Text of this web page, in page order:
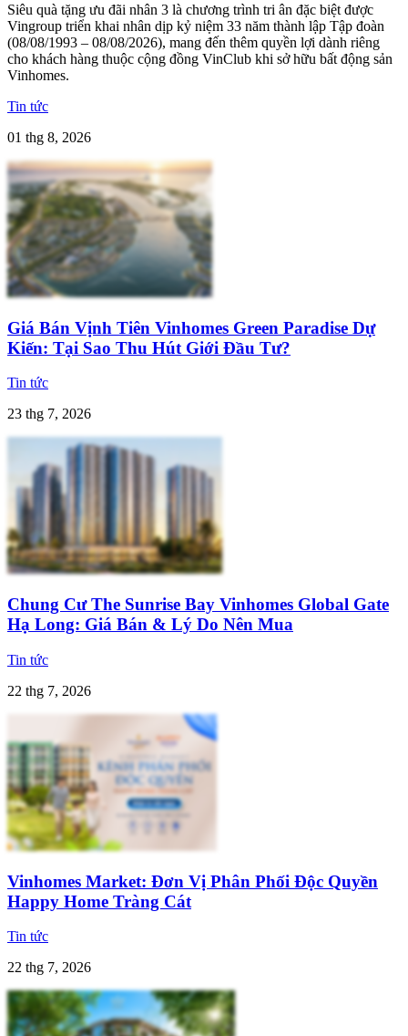
Siêu quà tặng ưu đãi nhân 3 là chương trình tri ân đặc biệt được
Vingroup triển khai nhân dịp kỷ niệm 33 năm thành lập Tập đoàn
(08/08/1993 – 08/08/2026), mang đến thêm quyền lợi dành riêng
cho khách hàng thuộc cộng đồng VinClub khi sở hữu bất động sản
Vinhomes.
Tin tức
01 thg 8, 2026
Giá Bán Vịnh Tiên Vinhomes Green Paradise Dự
Kiến: Tại Sao Thu Hút Giới Đầu Tư?
Tin tức
23 thg 7, 2026
Chung Cư The Sunrise Bay Vinhomes Global Gate
Hạ Long: Giá Bán & Lý Do Nên Mua
Tin tức
22 thg 7, 2026
Vinhomes Market: Đơn Vị Phân Phối Độc Quyền
Happy Home Tràng Cát
Tin tức
22 thg 7, 2026